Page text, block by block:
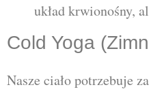
układ krwionośny,
Cold Yoga
Nasze ciało potrzebuje